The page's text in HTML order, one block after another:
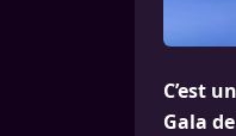
C’est
Gala